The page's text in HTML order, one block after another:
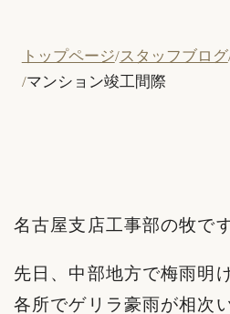
トップページ スタッフブログ
マンション竣工間際
名古屋支店工事部の牧です
先日、中部地方で梅雨明
各所でゲリラ豪雨が相次